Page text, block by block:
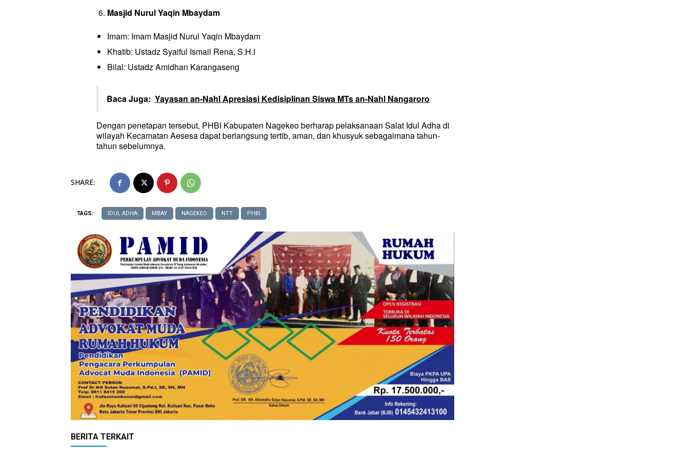
Masjid Nurul Yaqin Mbaydam
Imam: Imam Masjid Nurul Yaqin Mbaydam
Khatib: Ustadz Syaiful Ismail Rena, S.H.I
Bilal: Ustadz Amidhan Karangaseng
Baca Juga: Yayasan an-Nahl Apresiasi Kedisiplinan Siswa MTs an-Nahl Nangaroro
Dengan penetapan tersebut, PHBI Kabupaten Nagekeo berharap pelaksanaan Salat Idul Adha di
wilayah Kecamatan Aesesa dapat berlangsung tertib, aman, dan khusyuk sebagaimana tahun-
tahun sebelumnya.
SHARE:
TAGS: IDUL ADHA MBAY NAGEKEO NTT PHBI
BERITA TERKAIT